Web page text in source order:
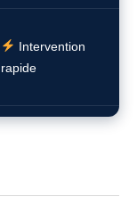
Intervention
rapide